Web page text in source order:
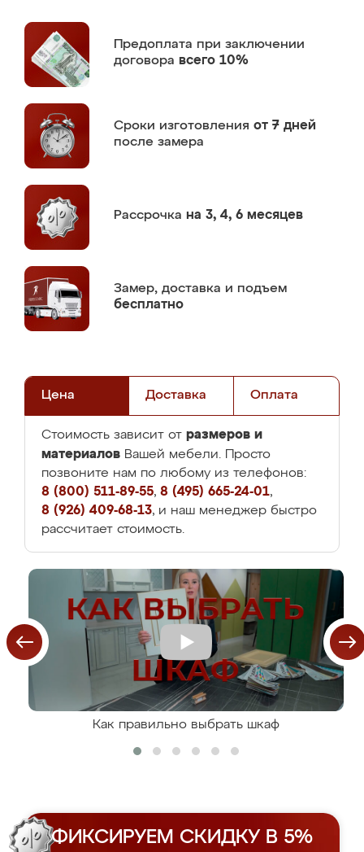
Предоплата при заключении
договора всего 10%
Сроки изготовления от 7 дней
после замера
Рассрочка на 3, 4, 6 месяцев
Замер, доставка и подъем
бесплатно
Цена Доставка Оплата
Стоимость зависит от размеров и
материалов Вашей мебели. Просто
позвоните нам по любому из телефонов:
8 (800) 511-89-55, 8 (495) 665-24-01,
8 (926) 409-68-13, и наш менеджер быстро
рассчитает стоимость.
Как правильно выбрать шкаф
ФИКСИРУЕМ СКИДКУ В 5%